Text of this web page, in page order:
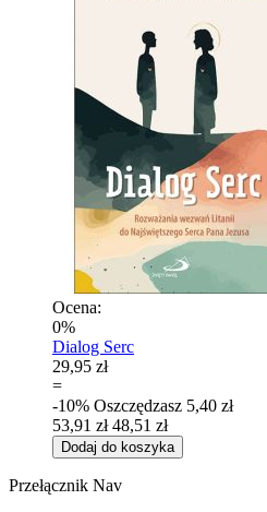
Ocena:
0%
Dialog Serc
29,95 zł
=
-10% Oszczędzasz 5,40 zł
53,91 zł 48,51 zł
Dodaj do koszyka
Przełącznik Nav